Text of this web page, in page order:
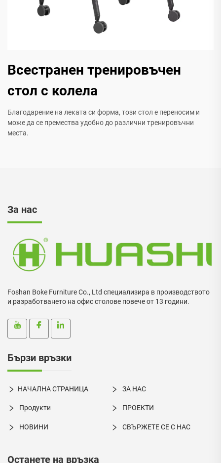
Всестранен тренировъчен
стол с колела
Благодарение на леката си форма, този стол е переносим и
може да се премества удобно до различни тренировъчни
места.
За нас
Foshan Boke Furniture Co., Ltd специализира в производството
и разработването на офис столове повече от 13 години.
Бързи връзки
НАЧАЛНА СТРАНИЦА ЗА НАС
Продукти ПРОЕКТИ
НОВИНИ СВЪРЖЕТЕ СЕ С НАС
Останете на връзка